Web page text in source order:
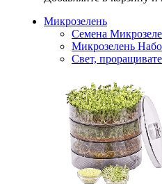
Микрозелень
Семена
Микрозелень
Свет,